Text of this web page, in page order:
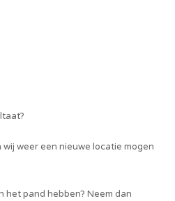
weer een nieuwe locatie mogen
het pand hebben? Neem dan